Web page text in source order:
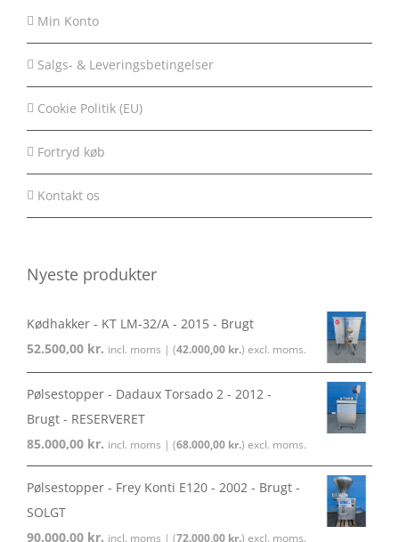
Min Konto
Salgs- & Leveringsbetingelser
Cookie Politik (EU)
Fortryd køb
Kontakt os
Nyeste produkter
Kødhakker - KT LM-32/A - 2015 - Brugt
52.500,00 kr. incl. moms | (42.000,00 kr.) excl. moms.
Pølsestopper - Dadaux Torsado 2 - 2012 -
Brugt - RESERVERET
85.000,00 kr. incl. moms | (68.000,00 kr.) excl. moms.
Pølsestopper - Frey Konti E120 - 2002 - Brugt -
SOLGT
90.000,00 kr. incl. moms | (72.000,00 kr.) excl. moms.